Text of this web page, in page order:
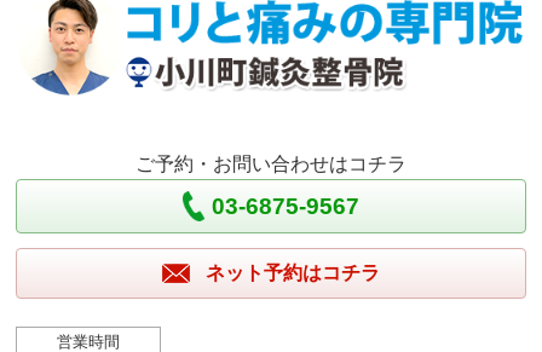
ご予約・お問い合わせはコチラ
03-6875-9567
ネット予約はコチラ
営業時間